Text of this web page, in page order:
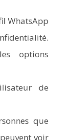
WhatsApp
options
de
que
voir